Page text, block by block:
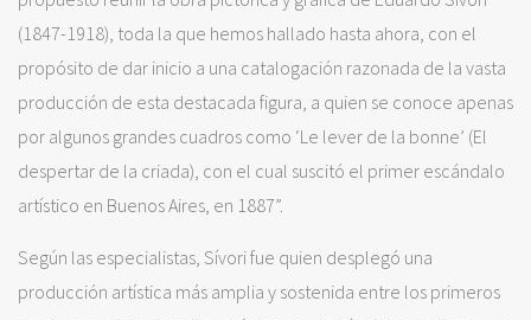
(1847-1918), toda la que hemos hallado hasta ahora, con el
propósito de dar inicio a una catalogación razonada de la vasta
producción de esta destacada figura, a quien se conoce apenas
por algunos grandes cuadros como ‘Le lever de la bonne’ (El
despertar de la criada), con el cual suscitó el primer escándalo
artístico en Buenos Aires, en 1887”.
Según las especialistas, Sívori fue quien desplegó una
producción artística más amplia y sostenida entre los primeros